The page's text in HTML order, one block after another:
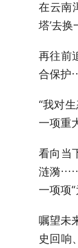
在云南
塔’去
再往前
合保护
“我对
一项重
看向当
涟漪……
一项项
嘱望未
史回响